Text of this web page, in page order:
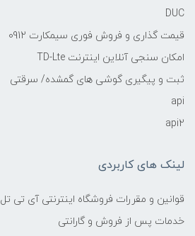
DUC
قیمت گذاری و فروش فوری سیمکارت 0912
امکان سنجی آنلاین اینترنت TD-Lte
ثبت و پیگیری گوشی های گمشده/ سرقتی
api
api2
لینک های کاربردی
قوانین و مقررات فروشگاه اینترنتی آی تی تل
خدمات پس از فروش و گارانتی